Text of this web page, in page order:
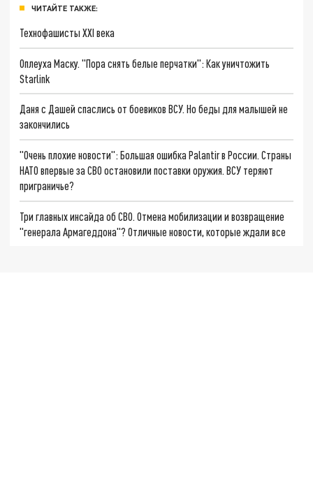
ЧИТАЙТЕ ТАКЖЕ:
Технофашисты XXI века
Оплеуха Маску. "Пора снять белые перчатки": Как уничтожить
Starlink
Даня с Дашей спаслись от боевиков ВСУ. Но беды для малышей не
закончились
"Очень плохие новости": Большая ошибка Palantir в России. Страны
НАТО впервые за СВО остановили поставки оружия. ВСУ теряют
приграничье?
Три главных инсайда об СВО. Отмена мобилизации и возвращение
"генерала Армагеддона"? Отличные новости, которые ждали все